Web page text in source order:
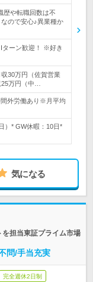
歴や転職回数は不
ので安心♪異業種か
ターン歓迎！ ※好き
30万円（佐賀営業
万円（中…
外労働あり※月平均
）* GW休暇：10日*
気になる
担当東証プライム市場
問/手当充実
完全週休2日制